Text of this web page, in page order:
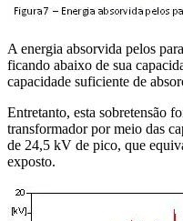
A energia absorvida pelos
ficando abaixo de sua
capacidade suficiente de
Entretanto, esta sobretensão
transformador por meio das
de 24,5 kV de pico, que
exposto.